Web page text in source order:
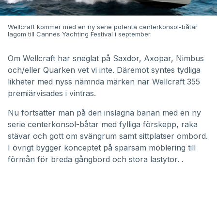
Wellcraft kommer med en ny serie potenta centerkonsol-båtar
lagom till Cannes Yachting Festival i september.
Om Wellcraft har sneglat på Saxdor, Axopar, Nimbus
och/eller Quarken vet vi inte. Däremot syntes tydliga
likheter med nyss nämnda märken när Wellcraft 355
premiärvisades i vintras.
Nu fortsätter man på den inslagna banan med en ny
serie centerkonsol-båtar med fylliga förskepp, raka
stävar och gott om svängrum samt sittplatser ombord.
I övrigt bygger konceptet på sparsam möblering till
förmån för breda gångbord och stora lastytor. .